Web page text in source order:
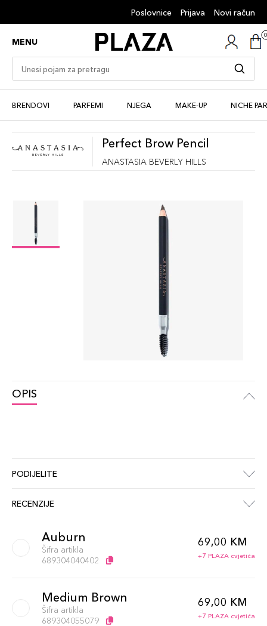
Poslovnice Prijava Novi račun
MENU
BRENDOVI PARFEMI NJEGA MAKE-UP NICHE
Perfect Brow Pencil
ANASTASIA BEVERLY HILLS
OPIS
PODIJELITE
RECENZIJE
Auburn
Šifra artikla
689304040402
69,00 KM
+7 PLAZA cvjetića
Medium Brown
Šifra artikla
689304055079
69,00 KM
+7 PLAZA cvjetića